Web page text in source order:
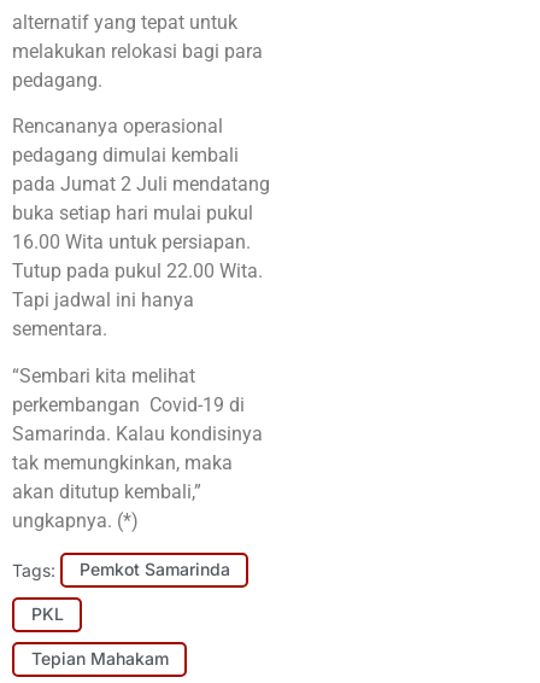
alternatif yang tepat untuk
melakukan relokasi bagi para
pedagang.
Rencananya operasional
pedagang dimulai kembali
pada Jumat 2 Juli mendatang
buka setiap hari mulai pukul
16.00 Wita untuk persiapan.
Tutup pada pukul 22.00 Wita.
Tapi jadwal ini hanya
sementara.
“Sembari kita melihat
perkembangan Covid-19 di
Samarinda. Kalau kondisinya
tak memungkinkan, maka
akan ditutup kembali,”
ungkapnya. (*)
Tags: Pemkot Samarinda
PKL
Tepian Mahakam